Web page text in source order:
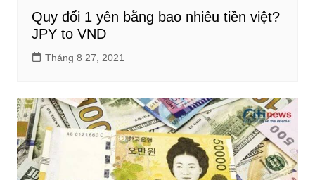
Quy đổi 1 yên bằng bao nhiêu tiền việt?
JPY to VND
Tháng 8 27, 2021